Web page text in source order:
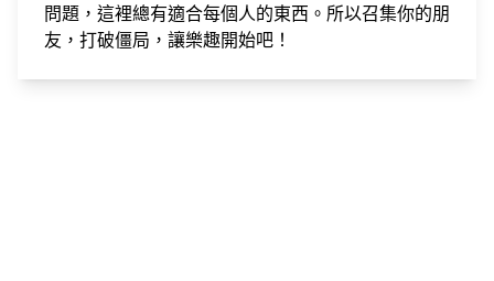
問題，這裡總有適合每個人的東西。所以召集你的朋
友，打破僵局，讓樂趣開始吧！